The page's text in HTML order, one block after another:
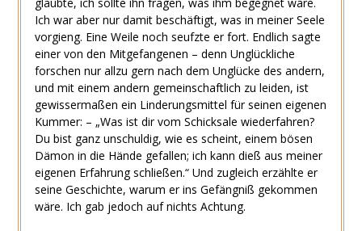
Ich war aber nur damit beschäftigt, was in meiner Seele
vorgieng. Eine Weile noch seufzte er fort. Endlich sagte
einer von den Mitgefangenen – denn Unglückliche
forschen nur allzu gern nach dem Unglücke des andern,
und mit einem andern gemeinschaftlich zu leiden, ist
gewissermaßen ein Linderungsmittel für seinen eigenen
Kummer: – „Was ist dir vom Schicksale wiederfahren?
Du bist ganz unschuldig, wie es scheint, einem bösen
Dämon in die Hände gefallen; ich kann dieß aus meiner
eigenen Erfahrung schließen.“ Und zugleich erzählte er
seine Geschichte, warum er ins Gefängniß gekommen
wäre. Ich gab jedoch auf nichts Achtung.